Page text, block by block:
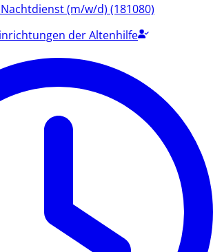
(m/w/d) (181080)
der Altenhilfe